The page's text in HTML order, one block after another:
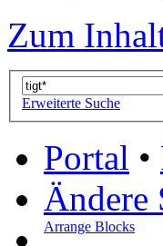
Zum
Erweiterte Suche
Portal •
Ändere
Arrange Blocks